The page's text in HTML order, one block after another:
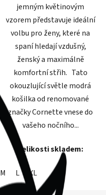
jemným květinovým
vzorem představuje ideální
volbu pro ženy, které na
spaní hledají vzdušný,
ženský a maximálně
komfortní střih. Tato
okouzlující světle modrá
košilka od renomované
značky Cornette vnese do
vašeho nočního...
Velikosti skladem:
M L XL